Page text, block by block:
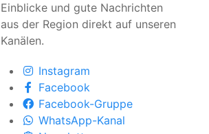
Einblicke und gute Nachrichten
aus der Region direkt auf unseren
Kanälen.
Instagram
Facebook
Facebook-Gruppe
WhatsApp-Kanal